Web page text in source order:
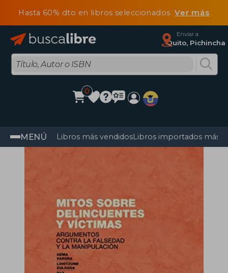
Hasta 60% dto en libros seleccionadosVer más
Enviar a
Quito, Pichincha
0
MENÚ Libros más vendidosLibros importados más